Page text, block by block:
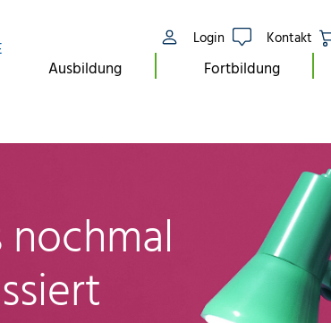
Login Kontakt
Ausbildung Fortbildung